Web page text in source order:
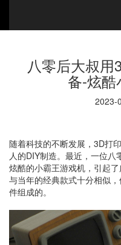
八零后大叔用
备-炫酷
2023-
随着科技的不断发展，3D打
人的DIY制造。最近，一位八
炫酷的小霸王游戏机，引起
与当年的经典款式十分相似
件组成的。